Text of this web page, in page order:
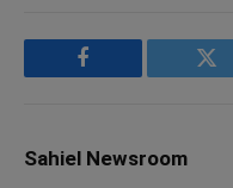
Facebook
Sahiel Newsroom